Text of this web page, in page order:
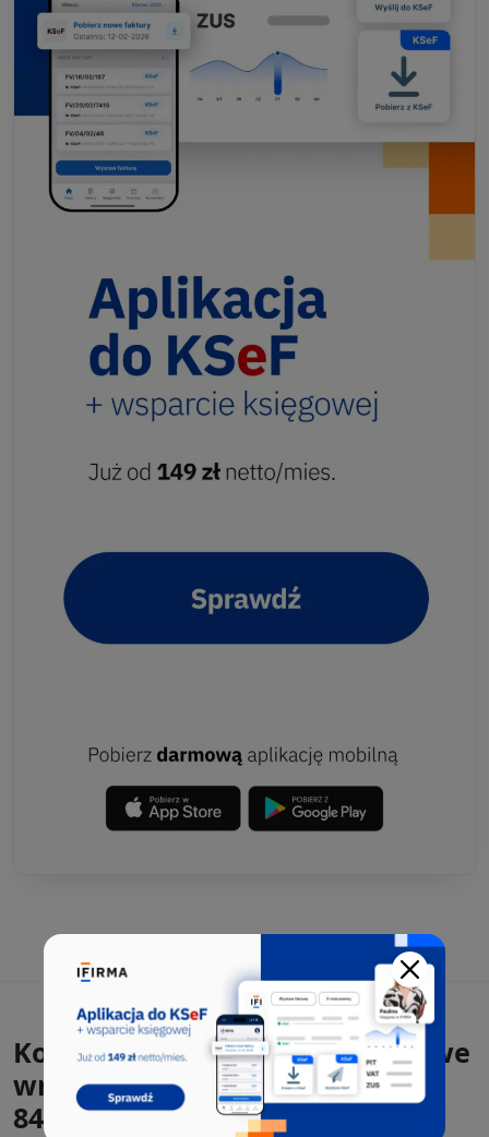
Kody PKD, które występowały we
wnioskach CEIDG-1 razem z
84.11.Z: